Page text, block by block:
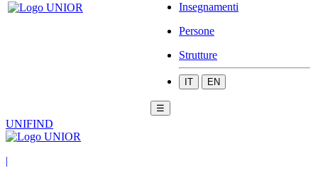
Insegnamenti
Persone
Strutture
IT EN
☰
UNIFIND
|